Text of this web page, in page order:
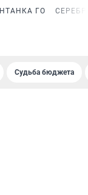
ГО
Судьба бюджета